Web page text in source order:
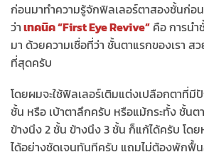
ก่อนมาทำความรู้จักฟิลเลอร์ตาสองชั้นก่อ
ว่าเทคนิค “First Eye Revive” คือ การนำ
มา ด้วยความเชื่อที่ว่า ชั้นตาแรกของเรา ส
ที่สุดครับ
โดยผมจะใช้ฟิลเลอร์เติมแต่งเปลือกตาที่มี
ชั้น หรือ เบ้าตาลึกครับ หรือแม้กระทั้ง ชั้นต
ข้างนึง 2 ชั้น ข้างนึง 3 ชั้น ก็แก้ได้ครับ โด
ได้อย่างชัดเจนทันทีครับ แถมไม่ต้องพักฟื้